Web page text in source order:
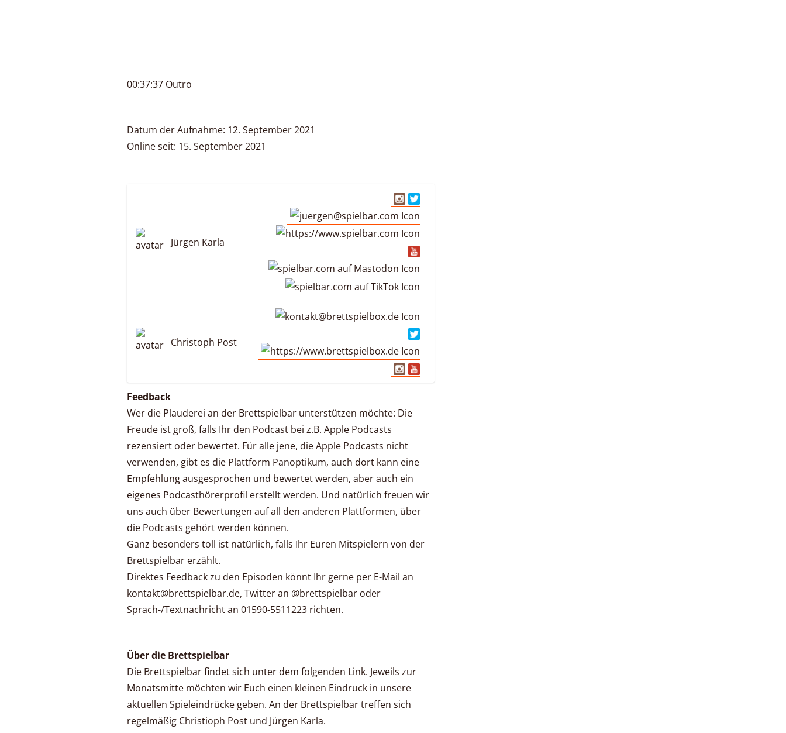
00:37:37 Outro
Datum der Aufnahme: 12. September 2021
Online seit: 15. September 2021
Jürgen Karla
Christoph Post
Feedback
Wer die Plauderei an der Brettspielbar unterstützen möchte: Die
Freude ist groß, falls Ihr den Podcast bei z.B. Apple Podcasts
rezensiert oder bewertet. Für alle jene, die Apple Podcasts nicht
verwenden, gibt es die Plattform Panoptikum, auch dort kann eine
Empfehlung ausgesprochen und bewertet werden, aber auch ein
eigenes Podcasthörerprofil erstellt werden. Und natürlich freuen wir
uns auch über Bewertungen auf all den anderen Plattformen, über
die Podcasts gehört werden können.
Ganz besonders toll ist natürlich, falls Ihr Euren Mitspielern von der
Brettspielbar erzählt.
Direktes Feedback zu den Episoden könnt Ihr gerne per E-Mail an
kontakt@brettspielbar.de, Twitter an @brettspielbar oder
Sprach-/Textnachricht an 01590-5511223 richten.
Über die Brettspielbar
Die Brettspielbar findet sich unter dem folgenden Link. Jeweils zur
Monatsmitte möchten wir Euch einen kleinen Eindruck in unsere
aktuellen Spieleindrücke geben. An der Brettspielbar treffen sich
regelmäßig Christioph Post und Jürgen Karla.